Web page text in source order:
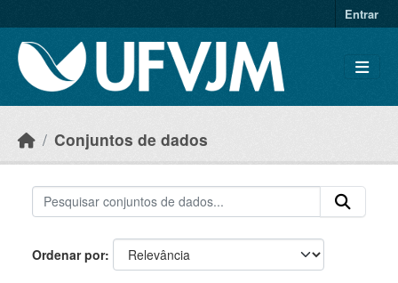
Entrar
Conjuntos de dados
Ordenar por